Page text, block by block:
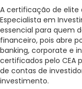
A certificação de elite
Especialista em
essencial para quem
financeiro, pois abre
banking, corporate e
certificados pelo CEA
de contas de
investimento.